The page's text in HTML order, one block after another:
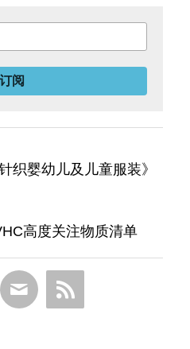
订阅
织婴幼儿及儿童服装》
高度关注物质清单